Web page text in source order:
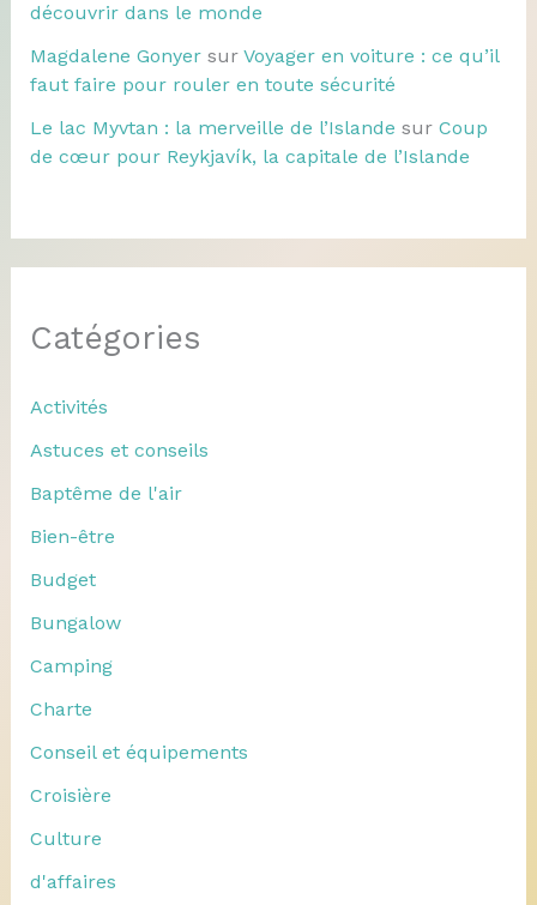
découvrir dans le monde
Magdalene Gonyersur Voyager en voiture : ce qu’il
faut faire pour rouler en toute sécurité
Le lac Myvtan : la merveille de l’Islande sur Coup
de cœur pour Reykjavík, la capitale de l’Islande
Catégories
Activités
Astuces et conseils
Baptême de l'air
Bien-être
Budget
Bungalow
Camping
Charte
Conseil et équipements
Croisière
Culture
d'affaires